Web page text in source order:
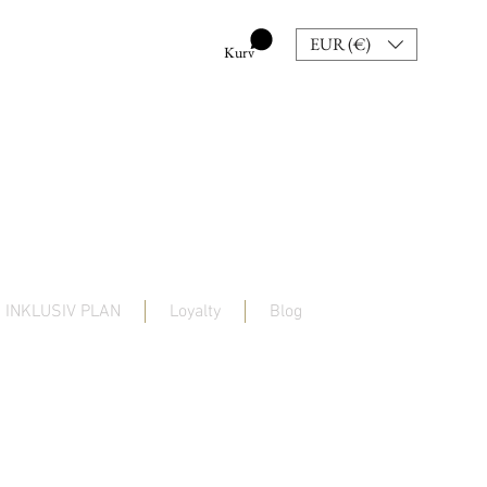
Kurv EUR (€)
INKLUSIV PLAN Loyalty Blog